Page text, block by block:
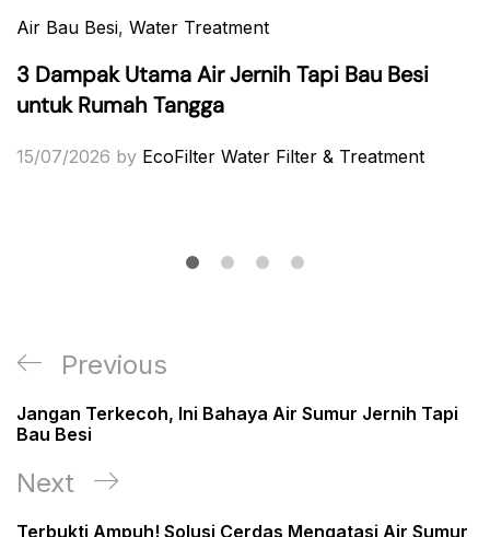
Air Bau Besi, Water Treatment
3 Dampak Utama Air Jernih Tapi Bau Besi
untuk Rumah Tangga
15/07/2026 by EcoFilter Water Filter & Treatment
Post
Previous
Post
Previous
Jangan Terkecoh, Ini Bahaya Air Sumur Jernih Tapi
Bau Besi
Next
Post
Next
Terbukti Ampuh! Solusi Cerdas Mengatasi Air Sumur